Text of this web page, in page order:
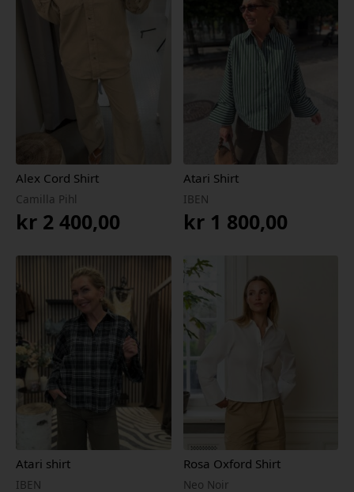
Alex Cord Shirt
Camilla Pihl
kr 2 400,00
Atari Shirt
IBEN
kr1 800,00
Atari shirt
IBEN
Rosa Oxford Shirt
Neo Noir